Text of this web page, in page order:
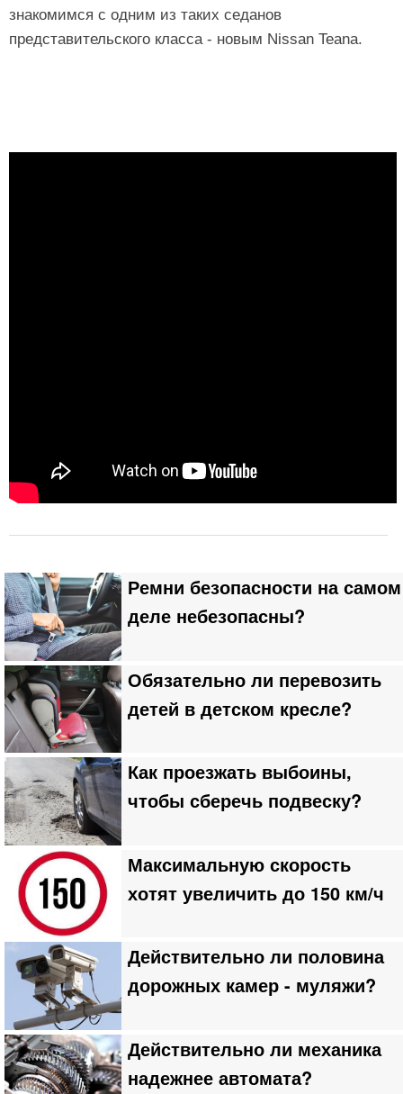
знакомимся с одним из таких седанов
представительского класса - новым Nissan Teana.
Ремни безопасности на самом
деле небезопасны?
Обязательно ли перевозить
детей в детском кресле?
Как проезжать выбоины,
чтобы сберечь подвеску?
Максимальную скорость
хотят увеличить до 150 км/ч
Действительно ли половина
дорожных камер - муляжи?
Действительно ли механика
надежнее автомата?